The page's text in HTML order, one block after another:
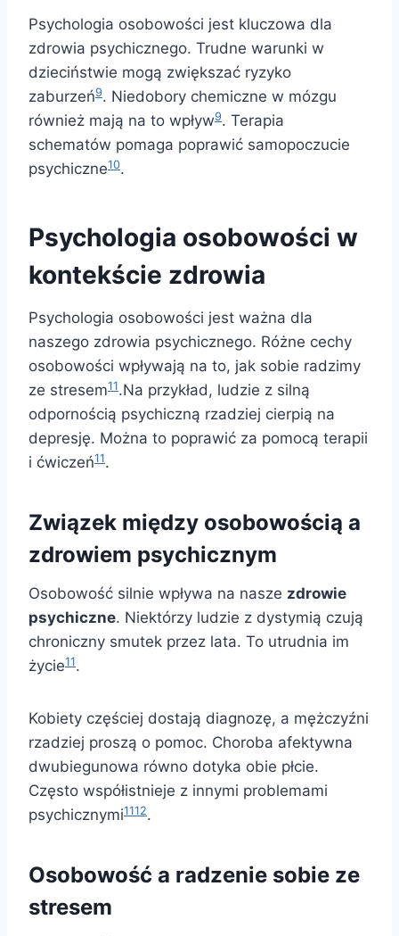
Psychologia osobowości jest kluczowa dla
zdrowia psychicznego. Trudne warunki w
dzieciństwie mogą zwiększać ryzyko
zaburzeń9. Niedobory chemiczne w mózgu
również mają na to wpływ9. Terapia
schematów pomaga poprawić samopoczucie
psychiczne10.
Psychologia osobowości w
kontekście zdrowia
Psychologia osobowości jest ważna dla
naszego zdrowia psychicznego. Różne cechy
osobowości wpływają na to, jak sobie radzimy
ze stresem11.Na przykład, ludzie z silną
odpornością psychiczną rzadziej cierpią na
depresję. Można to poprawić za pomocą terapii
i ćwiczeń11.
Związek między osobowością a
zdrowiem psychicznym
Osobowość silnie wpływa na nasze zdrowie
psychiczne. Niektórzy ludzie z dystymią czują
chroniczny smutek przez lata. To utrudnia im
życie11.
Kobiety częściej dostają diagnozę, a mężczyźni
rzadziej proszą o pomoc. Choroba afektywna
dwubiegunowa równo dotyka obie płcie.
Często współistnieje z innymi problemami
psychicznymi1112.
Osobowość a radzenie sobie ze
stresem